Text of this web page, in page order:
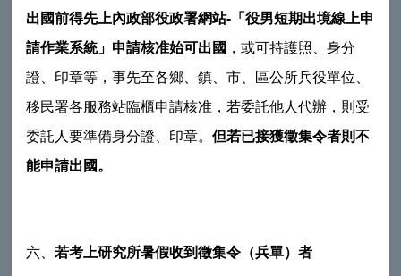
出國前得先上內政部役政署網站- 「役男短期出境線上申
請作業系統」申請核准始可出國 ，或可持護照、身分
證、印章等，事先至各鄉、鎮、市、區公所兵役單位、
移民署各服務站臨櫃申請核准，若委託他人代辦，則受
委託人要準備身分證、印章。但若已接獲徵集令者則不
能申請出國。
六、若考上研究所暑假收到徵集令（兵單）者